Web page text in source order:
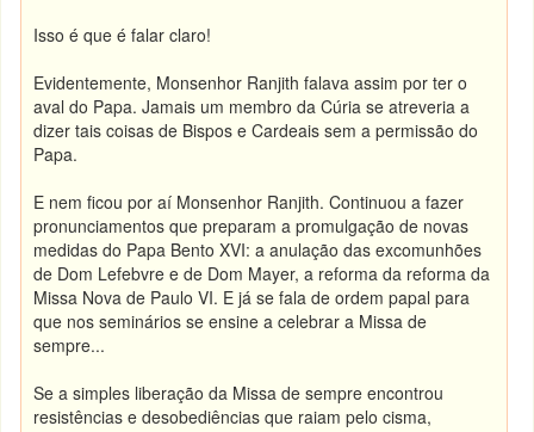
Isso é que é falar claro!
Evidentemente, Monsenhor Ranjith falava assim por ter o
aval do Papa. Jamais um membro da Cúria se atreveria a
dizer tais coisas de Bispos e Cardeais sem a permissão do
Papa.
E nem ficou por aí Monsenhor Ranjith. Continuou a fazer
pronunciamentos que preparam a promulgação de novas
medidas do Papa Bento XVI: a anulação das excomunhões
de Dom Lefebvre e de Dom Mayer, a reforma da reforma da
Missa Nova de Paulo VI. E já se fala de ordem papal para
que nos seminários se ensine a celebrar a Missa de
sempre...
Se a simples liberação da Missa de sempre encontrou
resistências e desobediências que raiam pelo cisma,